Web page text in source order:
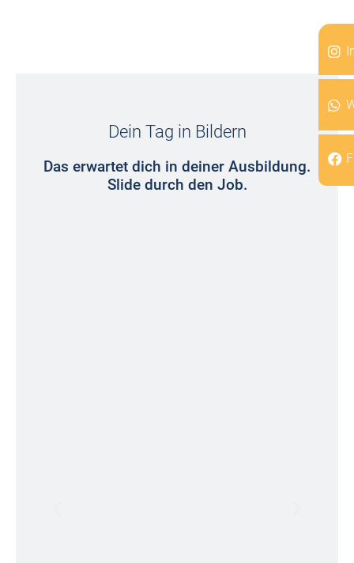
Dein Tag in Bildern
Das erwartet dich in deiner Ausbildung.
Slide durch den Job.